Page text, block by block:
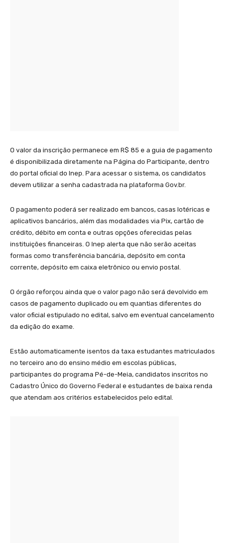
O valor da inscrição permanece em R$ 85 e a guia de pagamento
é disponibilizada diretamente na Página do Participante, dentro
do portal oficial do Inep. Para acessar o sistema, os candidatos
devem utilizar a senha cadastrada na plataforma Gov.br.
O pagamento poderá ser realizado em bancos, casas lotéricas e
aplicativos bancários, além das modalidades via Pix, cartão de
crédito, débito em conta e outras opções oferecidas pelas
instituições financeiras. O Inep alerta que não serão aceitas
formas como transferência bancária, depósito em conta
corrente, depósito em caixa eletrônico ou envio postal.
O órgão reforçou ainda que o valor pago não será devolvido em
casos de pagamento duplicado ou em quantias diferentes do
valor oficial estipulado no edital, salvo em eventual cancelamento
da edição do exame.
Estão automaticamente isentos da taxa estudantes matriculados
no terceiro ano do ensino médio em escolas públicas,
participantes do programa Pé-de-Meia, candidatos inscritos no
Cadastro Único do Governo Federal e estudantes de baixa renda
que atendam aos critérios estabelecidos pelo edital.